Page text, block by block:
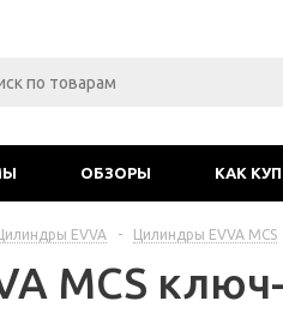
ОБЗОРЫ КАК
EVVA - Цилиндры EVVA MCS
MCS